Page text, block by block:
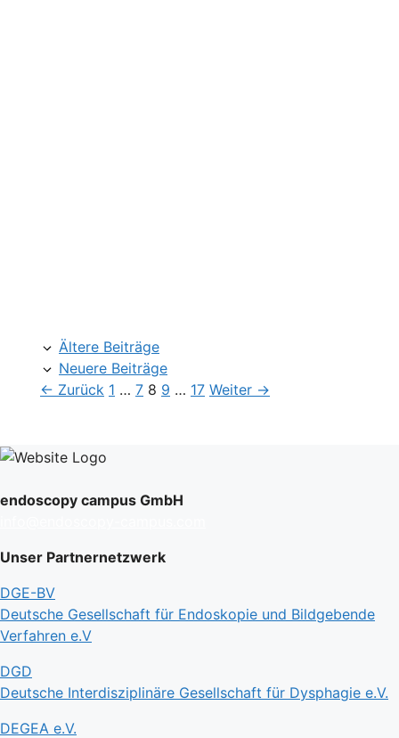
Ältere Beiträge
Neuere Beiträge
← Zurück Seite
1 … Seite
7 Seite
8 Seite
9 … Seite
17 Weiter →
endoscopy campus GmbH
Unser Partnernetzwerk
DGE-BV
Deutsche Gesellschaft für Endoskopie und Bildgebende
Verfahren e.V
DGD
Deutsche Interdisziplinäre Gesellschaft für Dysphagie e.V.
DEGEA e.V.